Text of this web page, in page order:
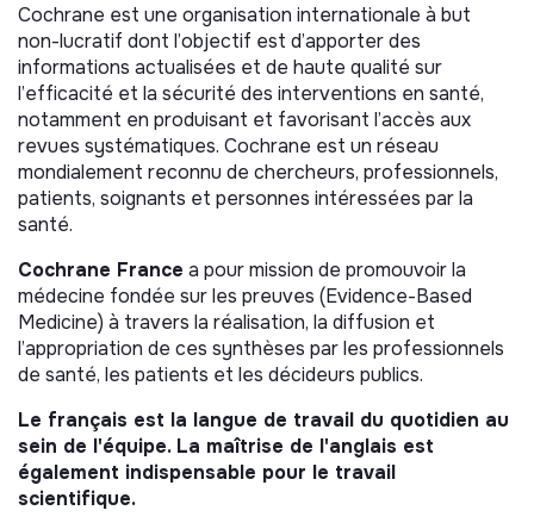
Cochrane est une organisation internationale à but
non-lucratif dont l’objectif est d’apporter des
informations actualisées et de haute qualité sur
l’efficacité et la sécurité des interventions en santé,
notamment en produisant et favorisant l’accès aux
revues systématiques. Cochrane est un réseau
mondialement reconnu de chercheurs, professionnels,
patients, soignants et personnes intéressées par la
santé.
Cochrane France a pour mission de promouvoir la
médecine fondée sur les preuves (Evidence-Based
Medicine) à travers la réalisation, la diffusion et
l’appropriation de ces synthèses par les professionnels
de santé, les patients et les décideurs publics.
Le français est la langue de travail du quotidien au
sein de l'équipe. La maîtrise de l'anglais est
également indispensable pour le travail
scientifique.